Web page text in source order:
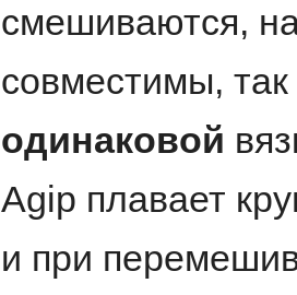
смешиваются,
совместимы,
одинаковой
Agip плавает
и при